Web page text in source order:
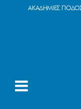
ΑΚΑΔΗΜΙΕΣ